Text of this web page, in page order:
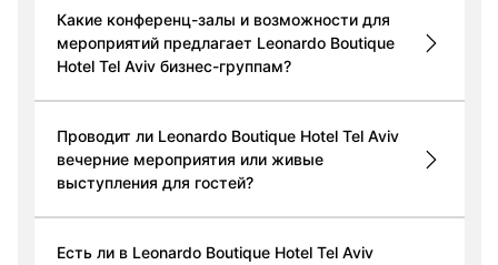
Какие конференц-залы и возможности для
мероприятий предлагает Leonardo Boutique
Hotel Tel Aviv бизнес-группам?
Проводит ли Leonardo Boutique Hotel Tel Aviv
вечерние мероприятия или живые
выступления для гостей?
Есть ли в Leonardo Boutique Hotel Tel Aviv